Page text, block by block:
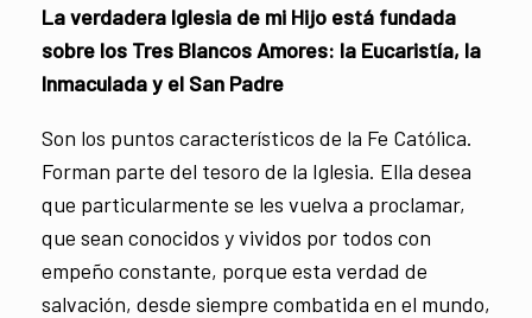
La verdadera Iglesia de mi Hijo está fundada
sobre los Tres Blancos Amores: la Eucaristía, la
Inmaculada y el San Padre
Son los puntos característicos de la Fe Católica.
Forman parte del tesoro de la Iglesia. Ella desea
que particularmente se les vuelva a proclamar,
que sean conocidos y vividos por todos con
empeño constante, porque esta verdad de
salvación, desde siempre combatida en el mundo,